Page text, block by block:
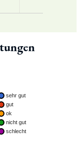
sehr gut
gut
ok
nicht gut
schlecht